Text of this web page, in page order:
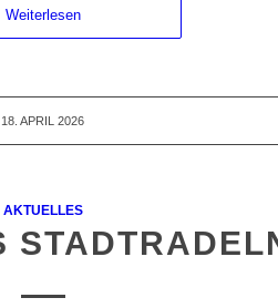
Weiterlesen
18. APRIL 2026
AKTUELLES